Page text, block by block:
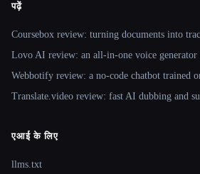
पढ़ें
Coursebox review: turning documents into
Lovo AI review: an all-in-one voice generator
Webbotify review: a no-code chatbot trained
Translate.video review: fast AI dubbing and
एआई के लिए
llms.txt